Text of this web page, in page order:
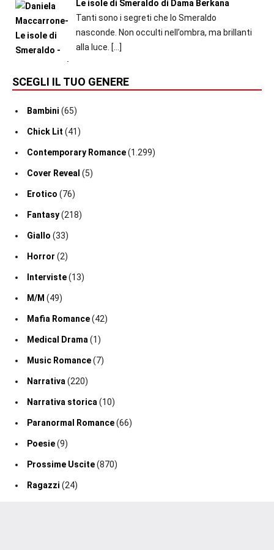
Le isole di Smeraldo di Dama Berkana
Tanti sono i segreti che lo Smeraldo
nasconde. Non occulti nell’ombra, ma brillanti
alla luce. […]
SCEGLI IL TUO GENERE
Bambini (65)
Chick Lit (41)
Contemporary Romance(1.299)
Cover Reveal (5)
Erotico (76)
Fantasy(218)
Giallo (33)
Horror (2)
Interviste(13)
M/M (49)
Mafia Romance(42)
Medical Drama (1)
Music Romance(7)
Narrativa (220)
Narrativa storica (10)
Paranormal Romance(66)
Poesie(9)
Prossime Uscite(870)
Ragazzi (24)